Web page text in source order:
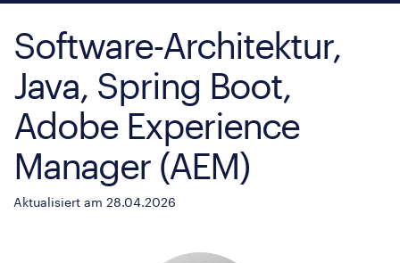
Software-Architektur,
Java, Spring Boot,
Adobe Experience
Manager (AEM)
Aktualisiert am 28.04.2026